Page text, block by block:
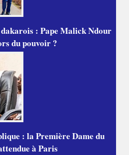
: Pape Malick Ndour
du pouvoir ?
: la Première Dame du
à Paris